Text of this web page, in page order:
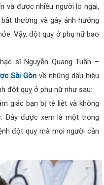
và được nhiều người lo ngại,
thường và gây ảnh hưởng
Vậy, đột quỵ ở phụ nữ bao
sĩ Nguyễn Quang Tuấn –
Sài Gòn về những dấu hiệu
đột quỵ ở phụ nữ như sau:
giác bạn bị tê liệt và không
Đây được xem là một trong
đột quỵ mà mọi người cần